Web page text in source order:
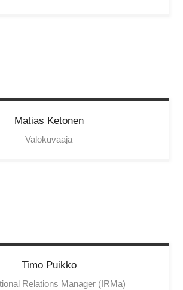
Matias Ketonen
Valokuvaaja
Timo Puikko
Relations Manager (IRMa)